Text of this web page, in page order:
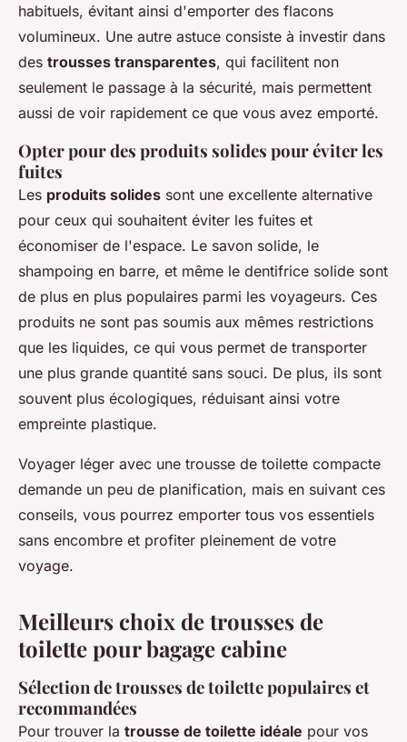
habituels, évitant ainsi d'emporter des flacons
volumineux. Une autre astuce consiste à investir dans
des trousses transparentes, qui facilitent non
seulement le passage à la sécurité, mais permettent
aussi de voir rapidement ce que vous avez emporté.
Opter pour des produits solides pour éviter les
fuites
Les produits solides sont une excellente alternative
pour ceux qui souhaitent éviter les fuites et
économiser de l'espace. Le savon solide, le
shampoing en barre, et même le dentifrice solide sont
de plus en plus populaires parmi les voyageurs. Ces
produits ne sont pas soumis aux mêmes restrictions
que les liquides, ce qui vous permet de transporter
une plus grande quantité sans souci. De plus, ils sont
souvent plus écologiques, réduisant ainsi votre
empreinte plastique.
Voyager léger avec une trousse de toilette compacte
demande un peu de planification, mais en suivant ces
conseils, vous pourrez emporter tous vos essentiels
sans encombre et profiter pleinement de votre
voyage.
Meilleurs choix de trousses de
toilette pour bagage cabine
Sélection de trousses de toilette populaires et
recommandées
Pour trouver la trousse de toilette idéale pour vos